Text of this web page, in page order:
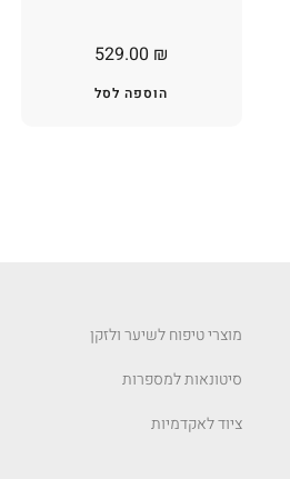
529.00 ₪
הוספה לסל
מוצרי טיפוח לשיער ולזקן
סיטונאות למספרות
ציוד לאקדמיות